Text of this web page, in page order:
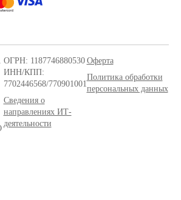
ОГРН: 1187746880530
ИНН/КПП:
7702446568/770901001
Сведения о
направлениях ИТ-
деятельности
Оферта
Политика обработки
персональных данных